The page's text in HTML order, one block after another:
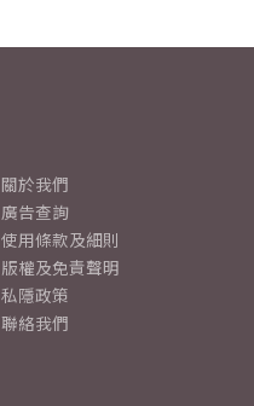
關於我們
廣告查詢
使用條款及細則
版權及免責聲明
私隱政策
聯絡我們